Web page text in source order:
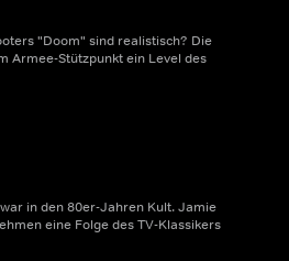
"Doom" sind realistisch? Die
Armee-Stützpunkt ein Level des
in den 80er-Jahren Kult. Jamie
eine Folge des TV-Klassikers